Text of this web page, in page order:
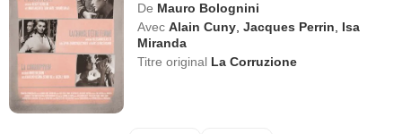
De Mauro Bolognini
Avec Alain Cuny ,Jacques Perrin
Isa
Miranda
Titre original La Corruzione